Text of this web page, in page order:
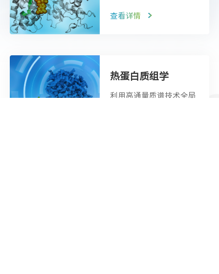
蛋白质结构的“X光片”
查看详情
热蛋白质组学
利用高通量质谱技术全局